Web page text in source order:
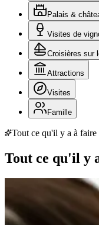
Palais &
Visites de
Croisières sur
Attractions
Visites
Famille
Tout ce qu'il y a à faire
Tout ce qu'il y